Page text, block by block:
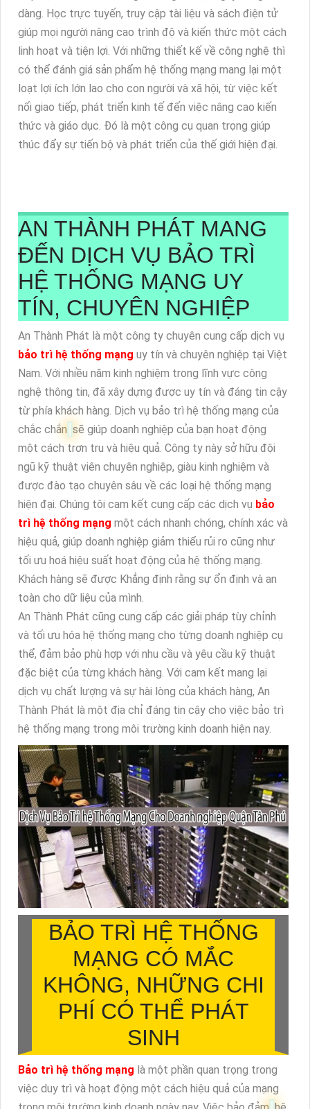
dàng. Học trực tuyến, truy cập tài liệu và sách điện tử
giúp mọi người nâng cao trình độ và kiến thức một cách
linh hoạt và tiện lợi. Với những thiết kế về công nghệ thì
có thể đánh giá sản phẩm hệ thống mạng mang lại một
loạt lợi ích lớn lao cho con người và xã hội, từ việc kết
nối giao tiếp, phát triển kinh tế đến việc nâng cao kiến
thức và giáo dục. Đó là một công cụ quan trọng giúp
thúc đẩy sự tiến bộ và phát triển của thế giới hiện đại.
AN THÀNH PHÁT MANG
ĐẾN DỊCH VỤ BẢO TRÌ
HỆ THỐNG MẠNG UY
TÍN, CHUYÊN NGHIỆP
An Thành Phát là một công ty chuyên cung cấp dịch vụ
bảo trì hệ thống mạng uy tín và chuyên nghiệp tại Việt
Nam. Với nhiều năm kinh nghiệm trong lĩnh vực công
nghệ thông tin, đã xây dựng được uy tín và đáng tin cậy
từ phía khách hàng. Dịch vụ bảo trì hệ thống mạng của
chắc chắn sẽ giúp doanh nghiệp của bạn hoạt động
một cách trơn tru và hiệu quả. Công ty này sở hữu đội
ngũ kỹ thuật viên chuyên nghiệp, giàu kinh nghiệm và
được đào tạo chuyên sâu về các loại hệ thống mạng
hiện đại. Chúng tôi cam kết cung cấp các dịch vụ bảo
trì hệ thống mạng một cách nhanh chóng, chính xác và
hiệu quả, giúp doanh nghiệp giảm thiểu rủi ro cũng như
tối ưu hoá hiệu suất hoạt động của hệ thống mạng.
Khách hàng sẽ được Khẳng định rằng sự ổn định và an
toàn cho dữ liệu của mình.
An Thành Phát cũng cung cấp các giải pháp tùy chỉnh
và tối ưu hóa hệ thống mạng cho từng doanh nghiệp cụ
thể, đảm bảo phù hợp với nhu cầu và yêu cầu kỹ thuật
đặc biệt của từng khách hàng. Với cam kết mang lại
dịch vụ chất lượng và sự hài lòng của khách hàng, An
Thành Phát là một địa chỉ đáng tin cậy cho việc bảo trì
hệ thống mạng trong môi trường kinh doanh hiện nay.
BẢO TRÌ HỆ THỐNG
MẠNG CÓ MẮC
KHÔNG, NHỮNG CHI
PHÍ CÓ THỂ PHÁT
SINH
Bảo trì hệ thống mạng là một phần quan trọng trong
việc duy trì và hoạt động một cách hiệu quả của mạng